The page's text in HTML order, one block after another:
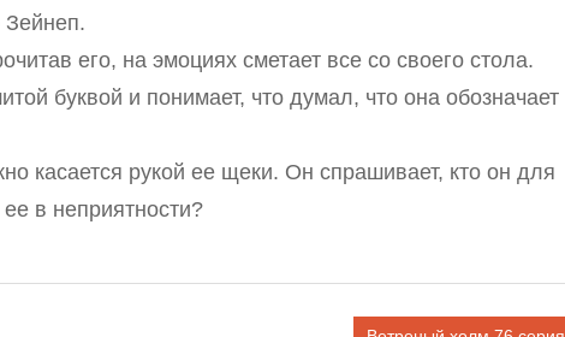
Зейнеп.
его, на эмоциях сметает все со своего стола.
буквой и понимает, что думал, что она обозначает
касается рукой ее щеки. Он спрашивает, кто он для
ее в неприятности?